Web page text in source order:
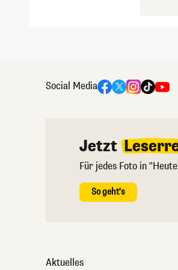
Social Media
Jetzt
Für jedes Foto in
So geht's
Aktuelles